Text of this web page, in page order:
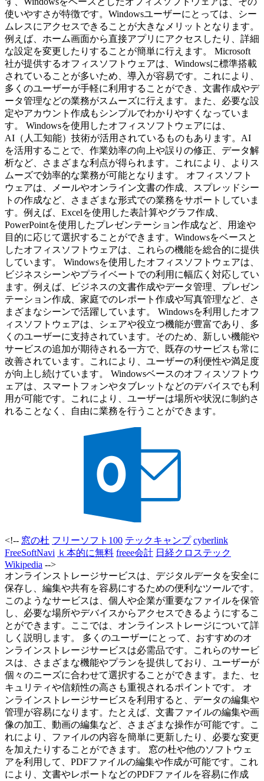
使いやすさが特徴です。Windowsユーザーにとっては、シー
ムレスにアクセスできることが大きなメリットとなります。
例えば、ホーム画面から直接アプリにアクセスしたり、詳細
な設定を変更したりすることが簡単に行えます。 Microsoft
社が提供するオフィスソフトウェアは、Windowsに標準搭載
されていることが多いため、導入が容易です。これにより、
多くのユーザーが手軽に利用することができ、文書作成やデ
ータ管理などの業務がスムーズに行えます。また、必要な設
定やアカウント作成もシンプルでわかりやすくなっていま
す。 Windowsを使用したオフィスソフトウェアには、
AI（人工知能）技術が活用されているものもあります。AI
を活用することで、作業効率の向上や誤りの修正、データ解
析など、さまざまな利点が得られます。これにより、よりス
ムーズで効率的な業務が可能となります。 オフィスソフト
ウェアは、メールやオンライン文書の作成、スプレッドシー
トの作成など、さまざまな形式での業務をサポートしていま
す。例えば、Excelを使用した表計算やグラフ作成、
PowerPointを使用したプレゼンテーション作成など、用途や
目的に応じて選択することができます。Windowsをベースと
したオフィスソフトウェアは、これらの機能を総合的に提供
しています。 Windowsを使用したオフィスソフトウェアは、
ビジネスシーンやプライベートでの利用に幅広く対応してい
ます。例えば、ビジネスの文書作成やデータ管理、プレゼン
テーション作成、家庭でのレポート作成や写真管理など、さ
まざまなシーンで活躍しています。 Windowsを利用したオフ
ィスソフトウェアは、シェアや役立つ機能が豊富であり、多
くのユーザーに支持されています。そのため、新しい機能や
サービスの追加が期待される一方で、既存のサービスも常に
改善されています。これにより、ユーザーの利便性や満足度
が向上し続けています。 Windowsベースのオフィスソフトウ
ェアは、スマートフォンやタブレットなどのデバイスでも利
用が可能です。これにより、ユーザーは場所や状況に制約さ
れることなく、自由に業務を行うことができます。
<!-- 窓の杜 フリーソフト100 テックキャンプ cyberlink
FreeSoftNavi ｋ本的に無料 freee会計 日経クロステック
Wikipedia -->
オンラインストレージサービスは、デジタルデータを安全に
保存し、編集や共有を容易にするための便利なツールです。
このようなサービスは、個人や企業が重要なファイルを保管
し、必要な場所やデバイスからアクセスできるようにするこ
とができます。ここでは、オンラインストレージについて詳
しく説明します。 多くのユーザーにとって、おすすめのオ
ンラインストレージサービスは必需品です。これらのサービ
スは、さまざまな機能やプランを提供しており、ユーザーが
個々のニーズに合わせて選択することができます。また、セ
キュリティや信頼性の高さも重視されるポイントです。 オ
ンラインストレージサービスを利用すると、データの編集や
管理が容易になります。たとえば、文書ファイルの編集や画
像の加工、動画の編集など、さまざまな操作が可能です。こ
れにより、ファイルの内容を簡単に更新したり、必要な変更
を加えたりすることができます。 窓の杜や他のソフトウェ
アを利用して、PDFファイルの編集や作成が可能です。これ
により、文書やレポートなどのPDFファイルを容易に作成